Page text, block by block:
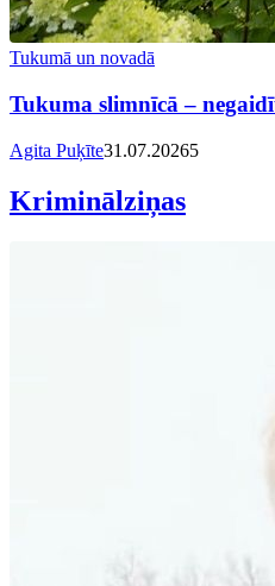
Tukumā un novadā
Tukuma slimnīcā –
Agita Puķīte31.07.20265
Kriminālziņas